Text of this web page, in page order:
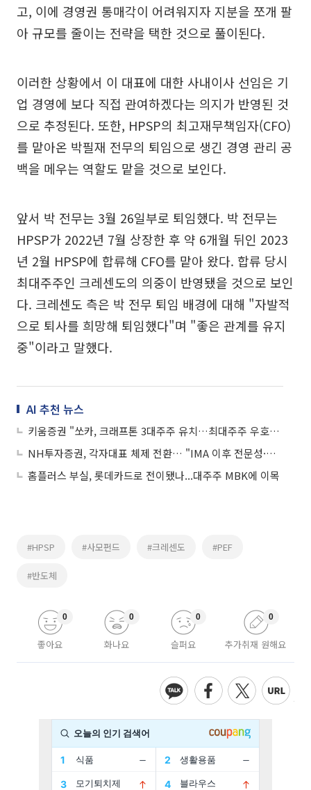
고, 이에 경영권 통매각이 어려워지자 지분을 쪼개 팔
아 규모를 줄이는 전략을 택한 것으로 풀이된다.
이러한 상황에서 이 대표에 대한 사내이사 선임은 기
업 경영에 보다 직접 관여하겠다는 의지가 반영된 것
으로 추정된다. 또한, HPSP의 최고재무책임자(CFO)
를 맡아온 박필재 전무의 퇴임으로 생긴 경영 관리 공
백을 메우는 역할도 맡을 것으로 보인다.
앞서 박 전무는 3월 26일부로 퇴임했다. 박 전무는
HPSP가 2022년 7월 상장한 후 약 6개월 뒤인 2023
년 2월 HPSP에 합류해 CFO를 맡아 왔다. 합류 당시
최대주주인 크레센도의 의중이 반영됐을 것으로 보인
다. 크레센도 측은 박 전무 퇴임 배경에 대해 "자발적
으로 퇴사를 희망해 퇴임했다"며 "좋은 관계를 유지
중"이라고 말했다.
AI 추천 뉴스
키움증권 "쏘카, 크래프톤 3대주주 유치…최대주주 우호지분 50% 상회"
NH투자증권, 각자대표 체제 전환… "IMA 이후 전문성·책임경영 강화"
홈플러스 부실, 롯데카드로 전이됐나...대주주 MBK에 이목
#HPSP #사모펀드 #크레센도 #PEF
#반도체
좋아요
0
화나요
0
슬퍼요
0
추가취재 원해요
0